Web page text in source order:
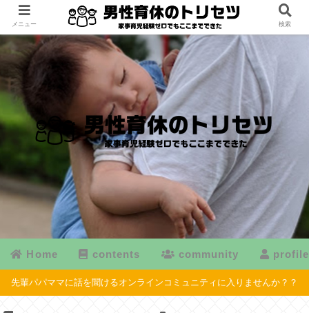
Home contents community profile
先輩パパママに話を聞けるオンラインコミュニティに入りませんか？？
メニュー 検索